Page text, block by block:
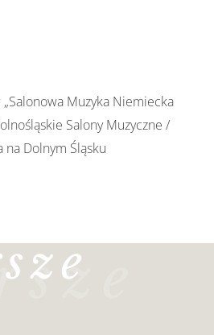
Muzyka Niemiecka
Salony Muzyczne /
Dolnym Śląsku
Almanach Filmowy / Wrocław
o Edycie Stein